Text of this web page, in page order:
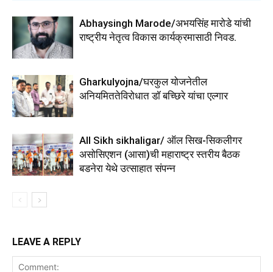
Abhaysingh Marode/अभयसिंह मारोडे यांची
राष्ट्रीय नेतृत्व विकास कार्यक्रमासाठी निवड.
Gharkulyojna/घरकुल योजनेतील
अनियमिततेविरोधात डॉ बच्छिरे यांचा एल्गार
All Sikh sikhaligar/ ऑल सिख-सिकलीगर
असोसिएशन (आसा)ची महाराष्ट्र स्तरीय बैठक
बडनेरा येथे उत्साहात संपन्न
LEAVE A REPLY